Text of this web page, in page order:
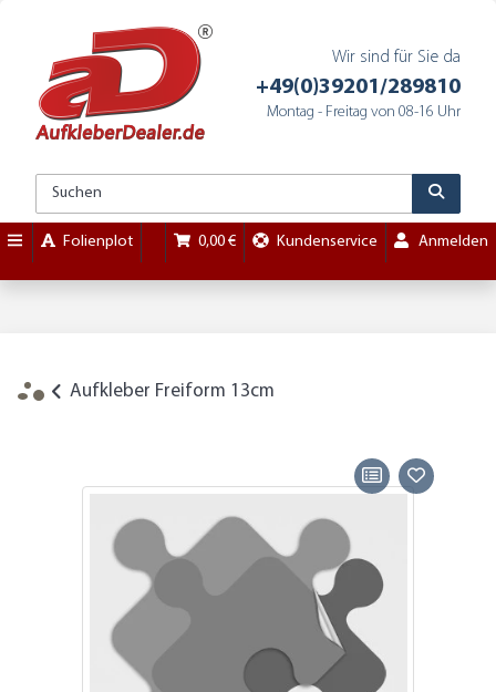
Wir sind für Sie da
+49(0)39201/289810
Montag - Freitag von 08-16 Uhr
Folienplot 0,00 € Kundenservice Anmelden
Aufkleber Freiform 13cm